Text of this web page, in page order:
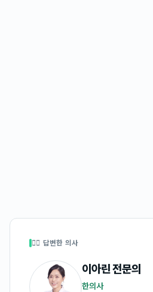
👩‍⚕️ 답변한 의사
이아린전문의
한의사